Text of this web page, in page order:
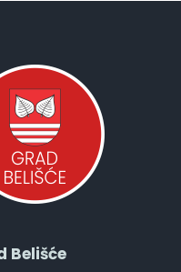
Belišće